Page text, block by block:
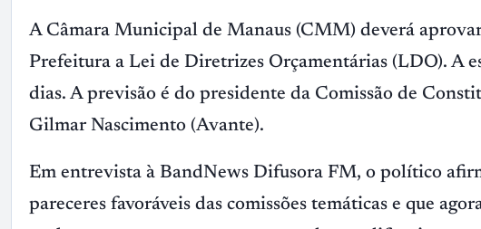
A Câmara Municipal de Manaus (CMM) deverá
Prefeitura a Lei de Diretrizes Orçamentárias (LDO). A
dias. A previsão é do presidente da Comissão de
Gilmar Nascimento (Avante).
Em entrevista à BandNews Difusora FM, o político
pareceres favoráveis das comissões temáticas e que